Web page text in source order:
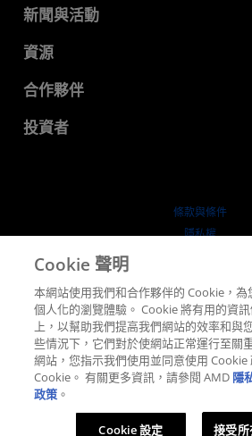
關於 AMD
企業責任
招聘
聯絡我們
新聞與活動
新聞室
媒體庫
資源
開發者中心
案例研究
合作夥伴
AMD 合作夥伴中心
投資者
條款與條件
隱私權
公平公開競爭
英國稅務策略
Cookie 政策
Cookie 設定
Cookie 聲明
本網站使用我們和合作夥伴的 Cookie，為
個人化的瀏覽體驗。 Cookie 將有用的資
上，以幫助我們提高我們網站的效率和與
些情況下，它們對於使網站正常運行至關
網站，您指示我們使用並同意使用 Cookie
Cookie。 有關更多資訊，請參閱 AMD 隱
政策 。
Cookie 設定 接受